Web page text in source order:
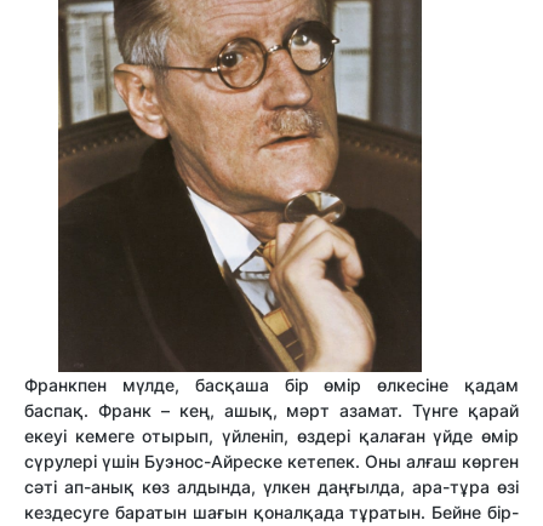
Франкпен мүлде, басқаша бір өмір өлкесіне қадам
баспақ. Франк – кең, ашық, мәрт азамат. Түнге қарай
екеуі кемеге отырып, үйленіп, өздері қалаған үйде өмір
сүрулері үшін Буэнос-Айреске кетепек. Оны алғаш көрген
сәті ап-анық көз алдында, үлкен даңғылда, ара-тұра өзі
кездесуге баратын шағын қоналқада тұратын. Бейне бір-